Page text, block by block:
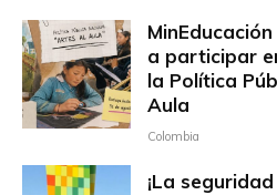
a participar
la Política
Aula
Colombia
¡La